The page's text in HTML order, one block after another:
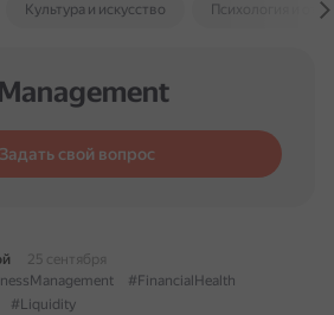
Культура и искусство Психология и
Задать свой вопрос
25 сентября
#FinancialHealth
#Liquidity